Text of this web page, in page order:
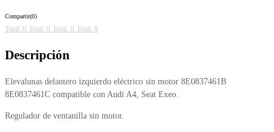
Compartir(0)
Total: 0 Total: 0 Total: 0 Total: 0
Descripción
Elevalunas delantero izquierdo eléctrico sin motor 8E0837461B
8E0837461C compatible con Audi A4, Seat Exeo.
Regulador de ventanilla sin motor.